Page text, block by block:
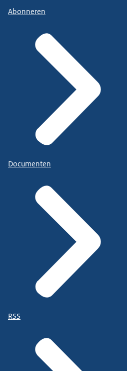
Abonneren
Documenten
RSS